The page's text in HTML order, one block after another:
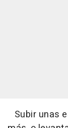
Subir unas